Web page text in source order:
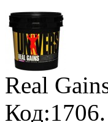
Real
Код:1706.